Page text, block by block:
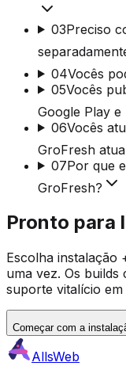
03Preciso
04Vocês
05Vocês
Google Play
06Vocês
GroFresh
07Por que
GroFresh?
Pronto para
Escolha instalação
uma vez. Os builds
suporte vitalício
Começar com a
AllsWeb